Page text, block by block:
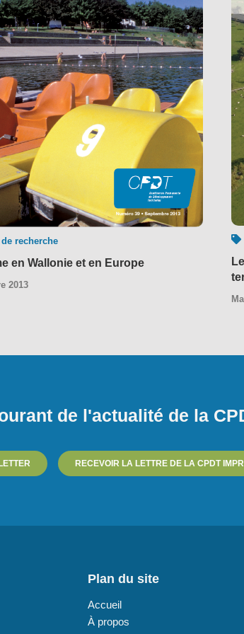
de recherche
en Wallonie et en Europe
2013
de l'actualité de la
RECEVOIR LA LETTRE DE LA CPDT
Plan du site
Accueil
À propos